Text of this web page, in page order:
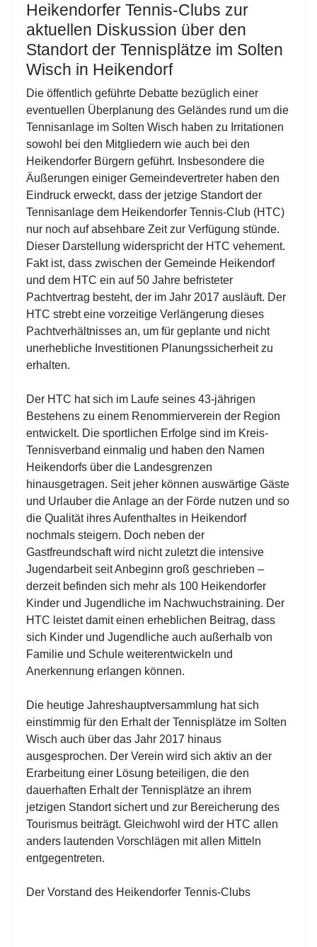
Heikendorfer Tennis-Clubs zur
aktuellen Diskussion über den
Standort der Tennisplätze im Solten
Wisch in Heikendorf
Die öffentlich geführte Debatte bezüglich einer
eventuellen Überplanung des Geländes rund um die
Tennisanlage im Solten Wisch haben zu Irritationen
sowohl bei den Mitgliedern wie auch bei den
Heikendorfer Bürgern geführt. Insbesondere die
Äußerungen einiger Gemeindevertreter haben den
Eindruck erweckt, dass der jetzige Standort der
Tennisanlage dem Heikendorfer Tennis-Club (HTC)
nur noch auf absehbare Zeit zur Verfügung stünde.
Dieser Darstellung widerspricht der HTC vehement.
Fakt ist, dass zwischen der Gemeinde Heikendorf
und dem HTC ein auf 50 Jahre befristeter
Pachtvertrag besteht, der im Jahr 2017 ausläuft. Der
HTC strebt eine vorzeitige Verlängerung dieses
Pachtverhältnisses an, um für geplante und nicht
unerhebliche Investitionen Planungssicherheit zu
erhalten.
Der HTC hat sich im Laufe seines 43-jährigen
Bestehens zu einem Renommierverein der Region
entwickelt. Die sportlichen Erfolge sind im Kreis-
Tennisverband einmalig und haben den Namen
Heikendorfs über die Landesgrenzen
hinausgetragen. Seit jeher können auswärtige Gäste
und Urlauber die Anlage an der Förde nutzen und so
die Qualität ihres Aufenthaltes in Heikendorf
nochmals steigern. Doch neben der
Gastfreundschaft wird nicht zuletzt die intensive
Jugendarbeit seit Anbeginn groß geschrieben –
derzeit befinden sich mehr als 100 Heikendorfer
Kinder und Jugendliche im Nachwuchstraining. Der
HTC leistet damit einen erheblichen Beitrag, dass
sich Kinder und Jugendliche auch außerhalb von
Familie und Schule weiterentwickeln und
Anerkennung erlangen können.
Die heutige Jahreshauptversammlung hat sich
einstimmig für den Erhalt der Tennisplätze im Solten
Wisch auch über das Jahr 2017 hinaus
ausgesprochen. Der Verein wird sich aktiv an der
Erarbeitung einer Lösung beteiligen, die den
dauerhaften Erhalt der Tennisplätze an ihrem
jetzigen Standort sichert und zur Bereicherung des
Tourismus beiträgt. Gleichwohl wird der HTC allen
anders lautenden Vorschlägen mit allen Mitteln
entgegentreten.
Der Vorstand des Heikendorfer Tennis-Clubs